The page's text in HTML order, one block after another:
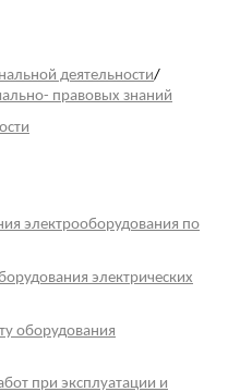
деятельности/
правовых знаний
электрооборудования по
электрических
оборудования
при эксплуатации и